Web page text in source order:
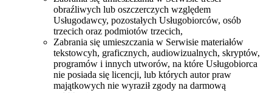
obraźliwych lub oszczerczych względem
Usługodawcy, pozostałych Usługobiorców, osób
trzecich oraz podmiotów trzecich,
Zabrania się umieszczania w Serwisie materiałów
tekstowcyh, graficznych, audiowizualnych, skryptów,
programów i innych utworów, na które Usługobiorca
nie posiada się licencji, lub których autor praw
majątkowych nie wyraził zgody na darmową